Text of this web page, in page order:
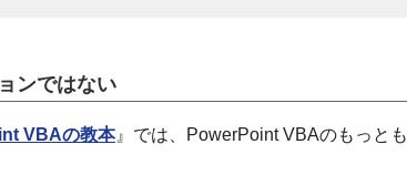
ンではない
VBAの教本』では、PowerPoint VBAのもっとも